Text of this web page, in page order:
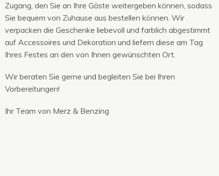
Zugang, den Sie an Ihre Gäste weitergeben können, sodass
Sie bequem von Zuhause aus bestellen können. Wir
verpacken die Geschenke liebevoll und farblich abgestimmt
auf Accessoires und Dekoration und liefern diese am Tag
Ihres Festes an den von Ihnen gewünschten Ort.
Wir beraten Sie gerne und begleiten Sie bei Ihren
Vorbereitungen!
Ihr Team von Merz & Benzing